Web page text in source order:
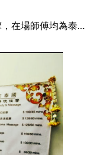
提供各式各樣的按摩服務 正宗泰式按摩，在場師傅均為泰國人